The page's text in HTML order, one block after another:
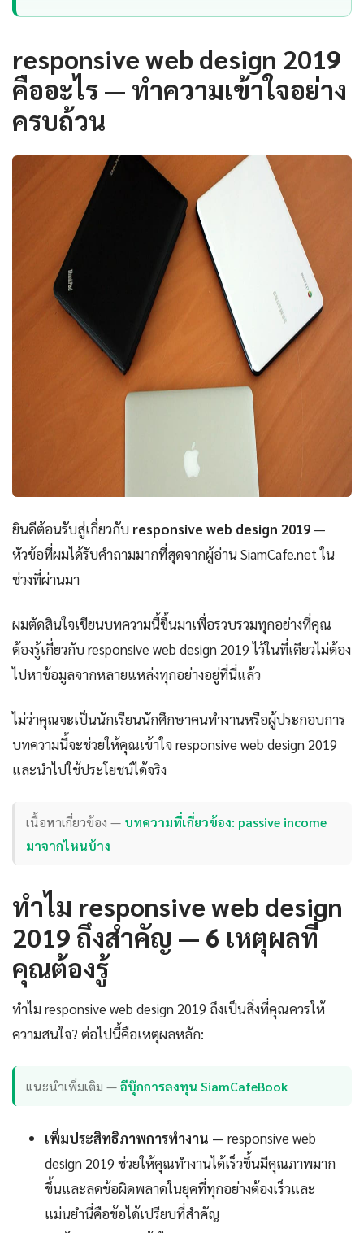
responsive web design 2019
คืออะไร — ทำความเข้าใจอย่าง
ครบถ้วน
ยินดีต้อนรับสู่เกี่ยวกับ responsive web design 2019 —
หัวข้อที่ผมได้รับคำถามมากที่สุดจากผู้อ่าน SiamCafe.net ใน
ช่วงที่ผ่านมา
ผมตัดสินใจเขียนบทความนี้ขึ้นมาเพื่อรวบรวมทุกอย่างที่คุณ
ต้องรู้เกี่ยวกับ responsive web design 2019 ไว้ในที่เดียวไม่ต้อง
ไปหาข้อมูลจากหลายแหล่งทุกอย่างอยู่ที่นี่แล้ว
ไม่ว่าคุณจะเป็นนักเรียนนักศึกษาคนทำงานหรือผู้ประกอบการ
บทความนี้จะช่วยให้คุณเข้าใจ responsive web design 2019
และนำไปใช้ประโยชน์ได้จริง
เนื้อหาเกี่ยวข้อง — บทความที่เกี่ยวข้อง: passive income
มาจากไหนบ้าง
ทำไม responsive web design
2019 ถึงสำคัญ — 6 เหตุผลที่
คุณต้องรู้
ทำไม responsive web design 2019 ถึงเป็นสิ่งที่คุณควรให้
ความสนใจ? ต่อไปนี้คือเหตุผลหลัก:
แนะนำเพิ่มเติม —อีบุ๊กการลงทุน SiamCafeBook
เพิ่มประสิทธิภาพการทำงาน — responsive web
design 2019 ช่วยให้คุณทำงานได้เร็วขึ้นมีคุณภาพมาก
ขึ้นและลดข้อผิดพลาดในยุคที่ทุกอย่างต้องเร็วและ
แม่นยำนี่คือข้อได้เปรียบที่สำคัญ